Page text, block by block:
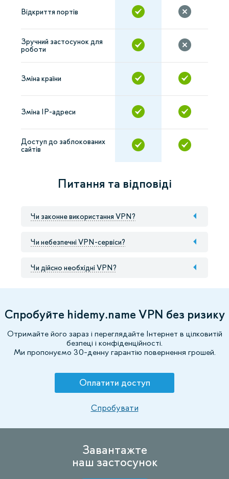
Відкриття портів
Зручний застосунок для
роботи
Зміна країни
Зміна IP-адреси
Доступ до заблокованих
сайтів
Питання та відповіді
Чи законне використання VPN?
Чи небезпечні VPN-сервіси?
Чи дійсно необхідні VPN?
Спробуйте hidemy.name VPN без ризику
Отримайте його зараз і переглядайте Інтернет в цілковитій
безпеці і конфіденційності.
Ми пропонуємо 30-денну гарантію повернення грошей.
Оплатити доступ
Спробувати
Завантажте
наш застосунок